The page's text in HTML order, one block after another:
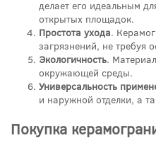
делает его идеальным
открытых площадок.
Простота ухода.
загрязнений, не требуя
Экологичность.
окружающей среды.
Универсальность
и наружной отделки, а
Покупка